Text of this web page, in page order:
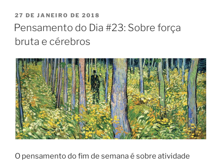
PUBLICADO
EM
27 DE JANEIRO DE 2018
Pensamento do Dia #23: Sobre força
bruta e cérebros
O pensamento do fim de semana é sobre atividade